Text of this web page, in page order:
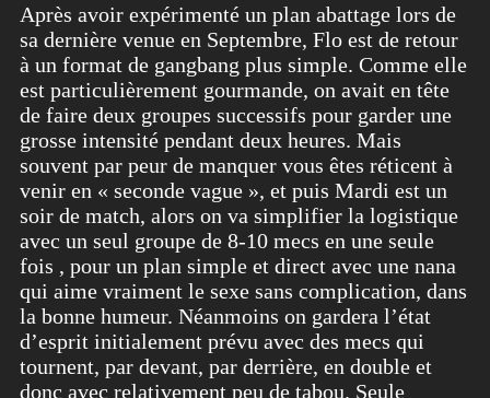
Après avoir expérimenté un plan abattage lors de
sa dernière venue en Septembre, Flo est de retour
à un format de gangbang plus simple. Comme elle
est particulièrement gourmande, on avait en tête
de faire deux groupes successifs pour garder une
grosse intensité pendant deux heures. Mais
souvent par peur de manquer vous êtes réticent à
venir en « seconde vague », et puis Mardi est un
soir de match, alors on va simplifier la logistique
avec un seul groupe de 8-10 mecs en une seule
fois , pour un plan simple et direct avec une nana
qui aime vraiment le sexe sans complication, dans
la bonne humeur. Néanmoins on gardera l’état
d’esprit initialement prévu avec des mecs qui
tournent, par devant, par derrière, en double et
donc avec relativement peu de tabou. Seule